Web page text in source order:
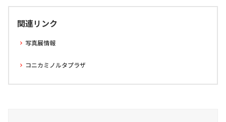
関連リンク
写真展情報
コニカミノルタプラザ